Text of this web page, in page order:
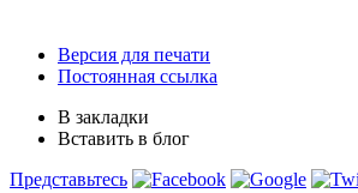
Версия для печати
Постоянная ссылка
В закладки
Вставить в блог
Представьтесь